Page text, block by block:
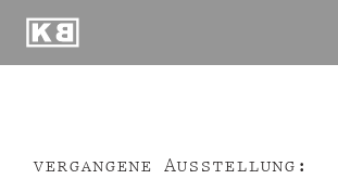
Kunstraum
Braugasse
vergangene Ausstellung: